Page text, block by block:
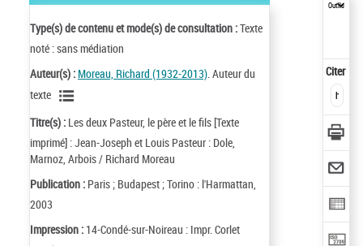
Type(s) de contenu et mode(s) de consultation :Texte
noté : sans médiation
Auteur(s) : Moreau, Richard (1932-2013). Auteur du
texte
Titre(s) : Les deux Pasteur, le père et le fils [Texte
imprimé] : Jean-Joseph et Louis Pasteur : Dole,
Marnoz, Arbois / Richard Moreau
Publication : Paris ; Budapest ; Torino : l'Harmattan,
2003
Impression : 14-Condé-sur-Noireau : Impr. Corlet
Outils
Citer